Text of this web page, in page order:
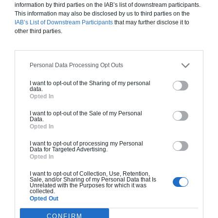
information by third parties on the IAB’s list of downstream participants.
This information may also be disclosed by us to third parties on the
IAB’s List of Downstream Participants that may further disclose it to
other third parties.
Personal Data Processing Opt Outs
I want to opt-out of the Sharing of my personal
data.
Opted In
I want to opt-out of the Sale of my Personal
Data.
Opted In
I want to opt-out of processing my Personal
Data for Targeted Advertising.
Opted In
I want to opt-out of Collection, Use, Retention,
Sale, and/or Sharing of my Personal Data that Is
Unrelated with the Purposes for which it was
collected.
Opted Out
CONFIRM
attenante, veillez aussi à l’isolation des tuyaux pour éviter les
bruits de chasse d’eau ou de douche
FAVORISER LA VENTILATION